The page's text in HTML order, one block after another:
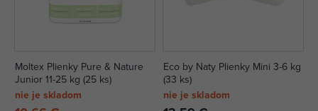
Moltex Plienky Pure & Nature
Junior 11-25 kg (25 ks)
nie je skladom
Eco by Naty Plienky Mini 3-6 kg
(33 ks)
nie je skladom